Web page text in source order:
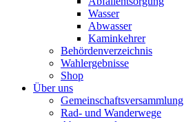
Wasser
Abwasser
Kaminkehrer
Behördenverzeichnis
Wahlergebnisse
Shop
Über uns
Gemeinschaftsversammlung
Rad- und Wanderwege